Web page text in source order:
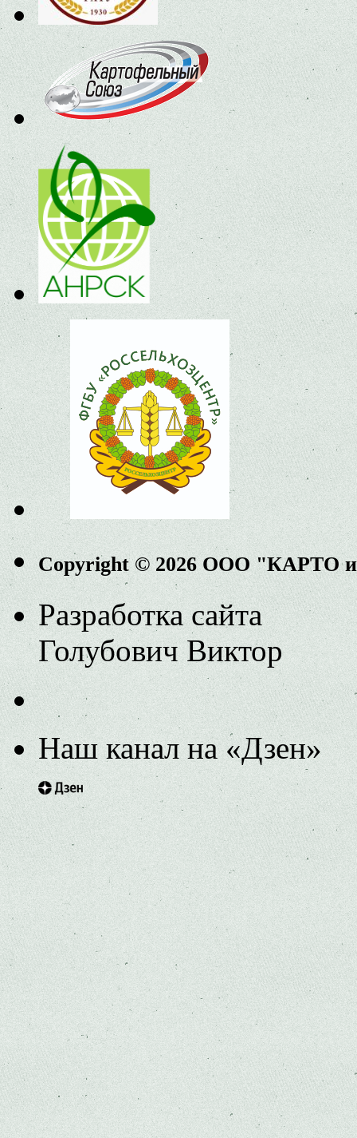
Copyright © 2026 ООО "КАРТО
Разработка сайта
Голубович Виктор
Наш канал на «Дзен»